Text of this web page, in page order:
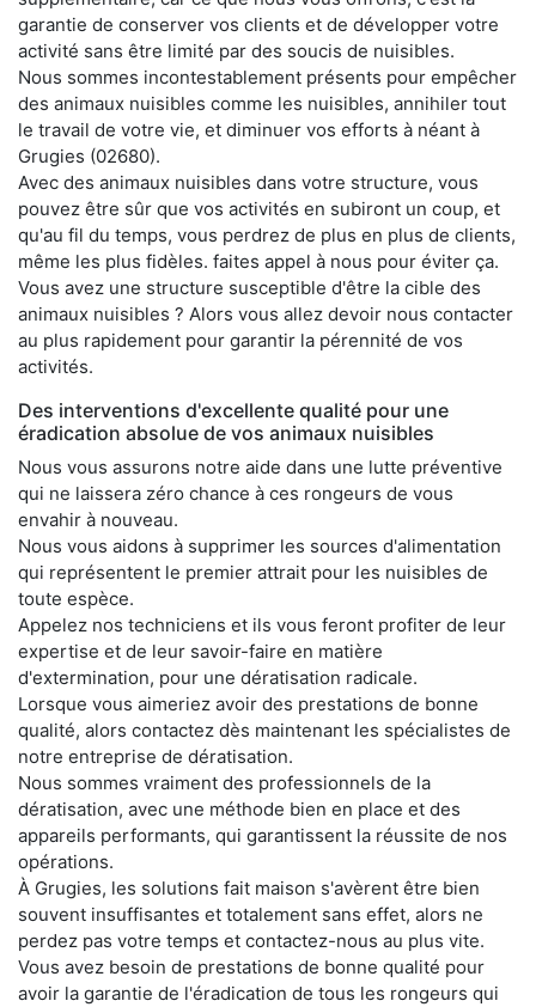
garantie de conserver vos clients et de développer votre
activité sans être limité par des soucis de nuisibles.
Nous sommes incontestablement présents pour empêcher
des animaux nuisibles comme les nuisibles, annihiler tout
le travail de votre vie, et diminuer vos efforts à néant à
Grugies (02680).
Avec des animaux nuisibles dans votre structure, vous
pouvez être sûr que vos activités en subiront un coup, et
qu'au fil du temps, vous perdrez de plus en plus de clients,
même les plus fidèles. faites appel à nous pour éviter ça.
Vous avez une structure susceptible d'être la cible des
animaux nuisibles ? Alors vous allez devoir nous contacter
au plus rapidement pour garantir la pérennité de vos
activités.
Des interventions d'excellente qualité pour une
éradication absolue de vos animaux nuisibles
Nous vous assurons notre aide dans une lutte préventive
qui ne laissera zéro chance à ces rongeurs de vous
envahir à nouveau.
Nous vous aidons à supprimer les sources d'alimentation
qui représentent le premier attrait pour les nuisibles de
toute espèce.
Appelez nos techniciens et ils vous feront profiter de leur
expertise et de leur savoir-faire en matière
d'extermination, pour une dératisation radicale.
Lorsque vous aimeriez avoir des prestations de bonne
qualité, alors contactez dès maintenant les spécialistes de
notre entreprise de dératisation.
Nous sommes vraiment des professionnels de la
dératisation, avec une méthode bien en place et des
appareils performants, qui garantissent la réussite de nos
opérations.
À Grugies, les solutions fait maison s'avèrent être bien
souvent insuffisantes et totalement sans effet, alors ne
perdez pas votre temps et contactez-nous au plus vite.
Vous avez besoin de prestations de bonne qualité pour
avoir la garantie de l'éradication de tous les rongeurs qui